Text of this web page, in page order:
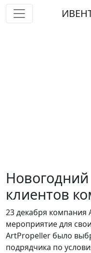
клиентов
23 декабря компания
мероприятие для
ArtPropeller было
подрядчика по